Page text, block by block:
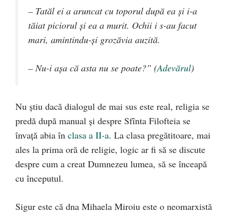
– Tatăl ei a aruncat cu toporul după ea şi i-a
tăiat piciorul şi ea a murit. Ochii i s-au facut
mari, amintindu-şi grozăvia auzită.
– Nu-i aşa că asta nu se poate?” (Adevărul)
Nu știu dacă dialogul de mai sus este real, religia se
predă după manual și despre Sfînta Filofteia se
învață abia în clasa a II-a. La clasa pregătitoare, mai
ales la prima oră de religie, logic ar fi să se discute
despre cum a creat Dumnezeu lumea, să se înceapă
cu începutul.
Sigur este că dna Mihaela Miroiu este o neomarxistă